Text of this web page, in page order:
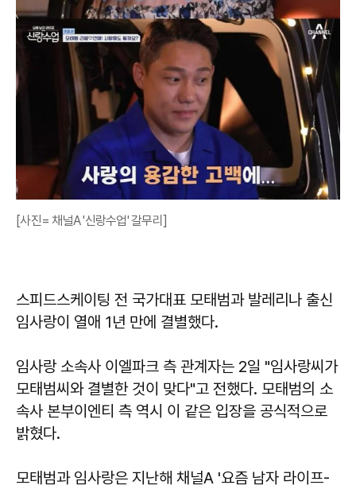
[사진= 채널A '신랑수업' 갈무리]
스피드스케이팅 전 국가대표 모태범과 발레리나 출신
임사랑이 열애 1년 만에 결별했다.
임사랑 소속사 이엘파크 측 관계자는 2일 "임사랑씨가
모태범씨와 결별한 것이 맞다"고 전했다. 모태범의 소
속사 본부이엔티 측 역시 이 같은 입장을 공식적으로
밝혔다.
모태범과 임사랑은 지난해 채널A '요즘 남자 라이프-